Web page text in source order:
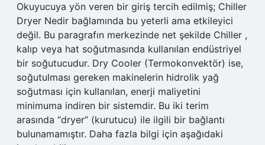
Okuyucuya yön veren bir giriş tercih edilmiş; Chiller
Dryer Nedir bağlamında bu yeterli ama etkileyici
değil. Bu paragrafın merkezinde net şekilde Chiller ,
kalıp veya hat soğutmasında kullanılan endüstriyel
bir soğutucudur. Dry Cooler (Termokonvektör) ise,
soğutulması gereken makinelerin hidrolik yağ
soğutması için kullanılan, enerji maliyetini
minimuma indiren bir sistemdir. Bu iki terim
arasında “dryer” (kurutucu) ile ilgili bir bağlantı
bulunamamıştır. Daha fazla bilgi için aşağıdaki